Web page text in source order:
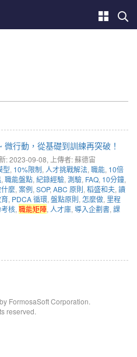
微行動，從基礎到訓練再突破！
: 2023-09-08, 上傳者: 蘇德宙
型, 10%限制, 人才挑戰解法, 職能, 10倍
, 職能盤點, 紀錄經驗, 測驗, FAQ, 10分鐘,
麼, 案例, SOP, ABC 原則, 稻盛和夫, 讀
, PDCA 循環, 盤點原則, 怎麼做, 里程
核, 職能矩陣, 人才庫, 導入企劃書, 課
FormosaSoft Corporation.
reserved.